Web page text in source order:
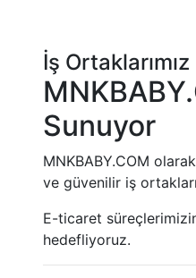
İş Ortaklarımız
Sunuyor
MNKBABY.COM
ve güvenilir iş
E-ticaret
hedefliyoruz.